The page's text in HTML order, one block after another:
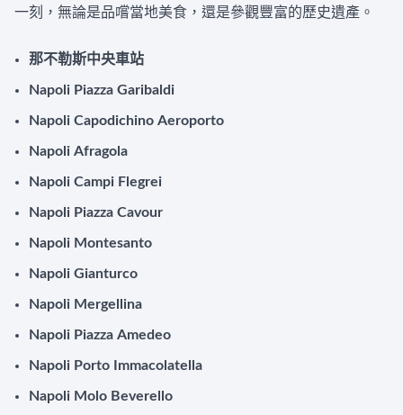
一刻，無論是品嚐當地美食，還是參觀豐富的歷史遺產。
那不勒斯中央車站
Napoli Piazza Garibaldi
Napoli Capodichino Aeroporto
Napoli Afragola
Napoli Campi Flegrei
Napoli Piazza Cavour
Napoli Montesanto
Napoli Gianturco
Napoli Mergellina
Napoli Piazza Amedeo
Napoli Porto Immacolatella
Napoli Molo Beverello